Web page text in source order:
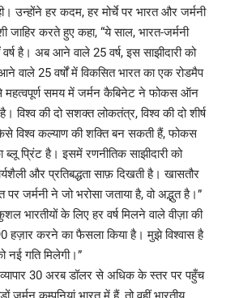
उन्होंने हर कदम, हर मोर्चे पर भारत और जर्मनी
जाहिर करते हुए कहा, “ये साल, भारत-जर्मनी
वर्ष है। अब आने वाले 25 वर्ष, इस साझीदारी को
वाले 25 वर्षों में विकसित भारत का एक रोडमैप
महत्वपूर्ण समय में जर्मन कैबिनेट ने फोकस ऑन
विश्व की दो सशक्त लोकतंत्र, विश्व की दो शीर्ष
विश्व कल्याण की शक्ति बन सकती हैं, फोकस
प्रिंट है। इसमें रणनीतिक साझीदारी को
और प्रतिबद्धता साफ़ दिखती है। खासतौर
जर्मनी ने जो भरोसा जताया है, वो अद्भुत है।”
भारतीयों के लिए हर वर्ष मिलने वाले वीज़ा की
हज़ार करने का फैसला किया है। मुझे विश्वास है
नई गति मिलेगी।”
व्यापार 30 अरब डॉलर से अधिक के स्तर पर पहुँच